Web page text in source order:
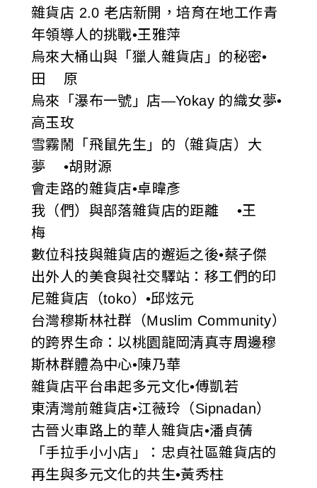
雜貨店 2.0 老店新開，培育在地工作青
年領導人的挑戰•王雅萍
烏來大桶山與「獵人雜貨店」的秘密•
田 原
烏來「瀑布一號」店—Yokay 的織女夢•
高玉玫
雪霧鬧「飛鼠先生」的（雜貨店）大
夢 •胡財源
會走路的雜貨店•卓暐彥
我（們）與部落雜貨店的距離 •王
梅
數位科技與雜貨店的邂逅之後•蔡子傑
出外人的美食與社交驛站：移工們的印
尼雜貨店（toko）•邱炫元
台灣穆斯林社群（Muslim Community）
的跨界生命：以桃園龍岡清真寺周邊穆
斯林群體為中心•陳乃華
雜貨店平台串起多元文化•傅凱若
東清灣前雜貨店•江薇玲（Sipnadan）
古晉火車路上的華人雜貨店•潘貞蒨
「手拉手小小店」：忠貞社區雜貨店的
再生與多元文化的共生•黃秀柱